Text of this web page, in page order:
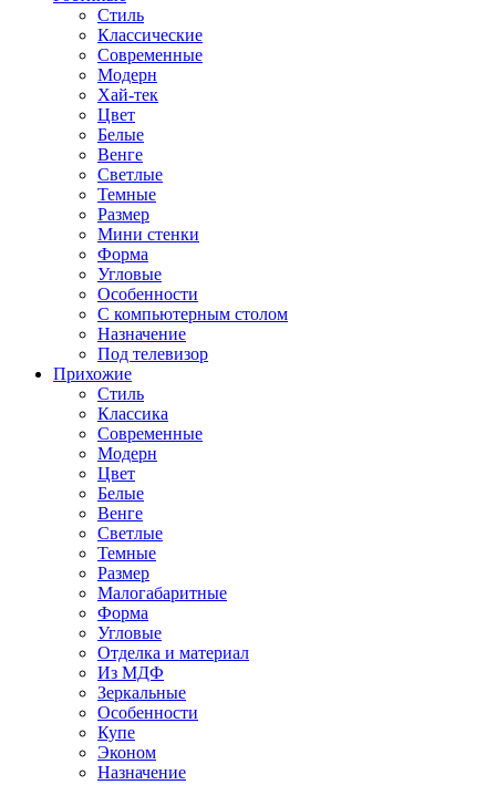
Стиль
Классические
Современные
Модерн
Хай-тек
Цвет
Белые
Венге
Светлые
Темные
Размер
Мини стенки
Форма
Угловые
Особенности
С компьютерным столом
Назначение
Под телевизор
Прихожие
Стиль
Классика
Современные
Модерн
Цвет
Белые
Венге
Светлые
Темные
Размер
Малогабаритные
Форма
Угловые
Отделка и материал
Из МДФ
Зеркальные
Особенности
Купе
Эконом
Назначение